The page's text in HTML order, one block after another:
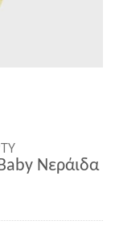
Νεράιδα